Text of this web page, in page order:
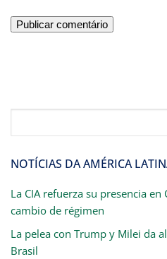
NOTÍCIAS DA AMÉRICA
La CIA refuerza su presencia
cambio de régimen
La pelea con Trump y Milei da
Brasil